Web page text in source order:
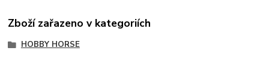
Zboží zařazeno v kategoriích
HOBBY HORSE